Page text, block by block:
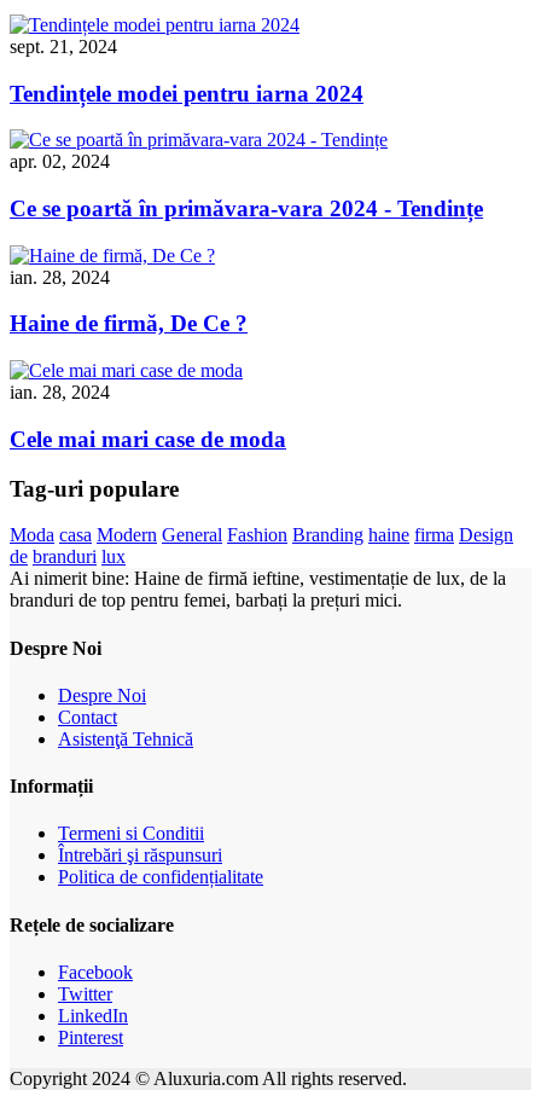
sept. 21, 2024
Tendințele modei pentru iarna 2024
apr. 02, 2024
Ce se poartă în primăvara-vara 2024 - Tendințe
ian. 28, 2024
Haine de firmă, De Ce ?
ian. 28, 2024
Cele mai mari case de moda
Tag-uri populare
Moda casa Modern General Fashion Branding haine firma Design
de branduri lux
Ai nimerit bine: Haine de firmă ieftine, vestimentație de lux, de la
branduri de top pentru femei, barbați la prețuri mici.
Despre Noi
Despre Noi
Contact
Asistenţă Tehnică
Informații
Termeni si Conditii
Întrebări şi răspunsuri
Politica de confidențialitate
Rețele de socializare
Facebook
Twitter
LinkedIn
Pinterest
Copyright 2024 © Aluxuria.com All rights reserved.